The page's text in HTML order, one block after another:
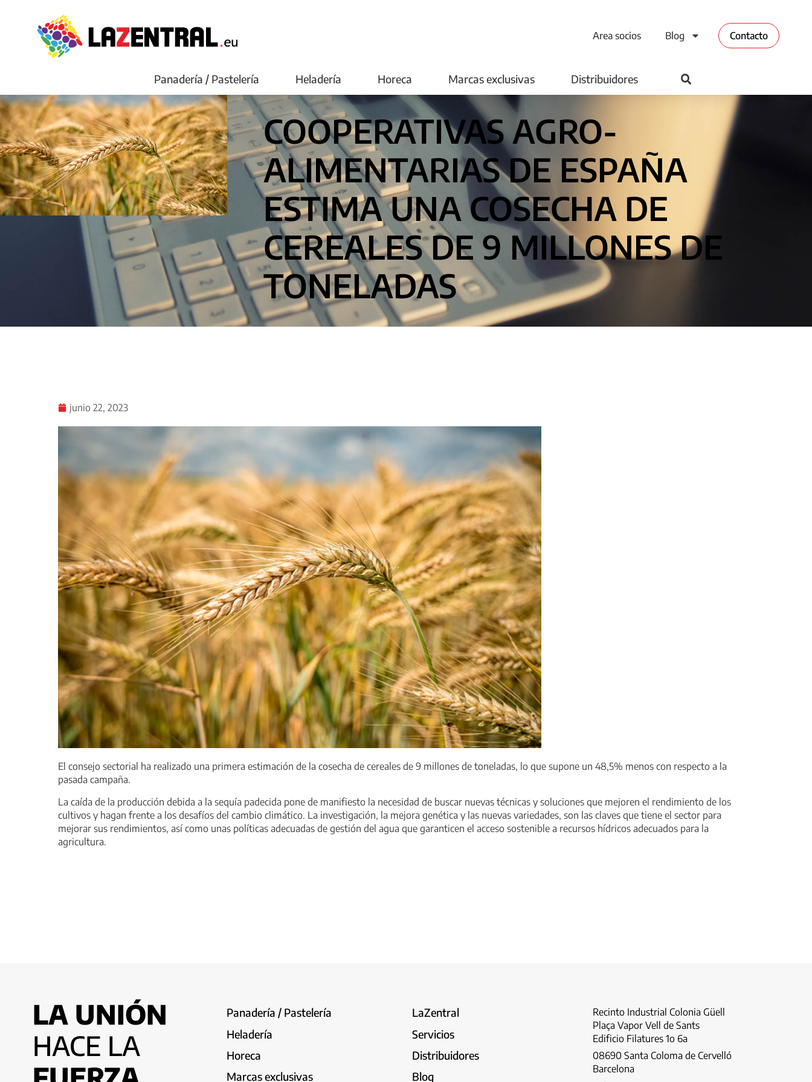
Area socios Blog Contacto
Panadería / Pastelería Heladería Horeca Marcas exclusivas Distribuidores
COOPERATIVAS AGRO-
ALIMENTARIAS DE ESPAÑA
ESTIMA UNA COSECHA DE
CEREALES DE 9 MILLONES DE
TONELADAS
junio 22, 2023
El consejo sectorial ha realizado una primera estimación de la cosecha de cereales de 9 millones de toneladas, lo que supone un 48,5% menos con respecto a la
pasada campaña.
La caída de la producción debida a la sequía padecida pone de manifiesto la necesidad de buscar nuevas técnicas y soluciones que mejoren el rendimiento de los
cultivos y hagan frente a los desafíos del cambio climático. La investigación, la mejora genética y las nuevas variedades, son las claves que tiene el sector para
mejorar sus rendimientos, así como unas políticas adecuadas de gestión del agua que garanticen el acceso sostenible a recursos hídricos adecuados para la
agricultura.
LA UNIÓN
HACE LA
Panadería / Pastelería
Heladería
Horeca
Marcas exclusivas
LaZentral
Servicios
Distribuidores
Blog
Recinto Industrial Colonia Güell
Plaça Vapor Vell de Sants
Edificio Filatures 1o 6a
08690 Santa Coloma de Cervelló
Barcelona